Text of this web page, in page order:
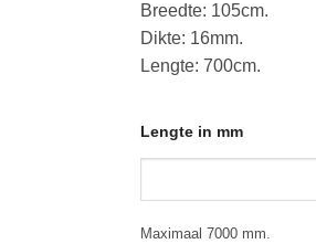
Breedte: 105cm.
Dikte: 16mm.
Lengte: 700cm.
Lengte in mm
Maximaal 7000 mm.